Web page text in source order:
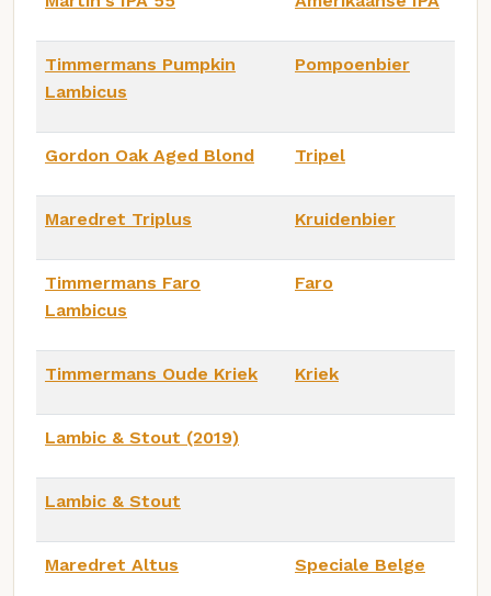
Timmermans Pumpkin
Lambicus
Pompoenbier
Gordon Oak Aged Blond Tripel
Maredret Triplus Kruidenbier
Timmermans Faro
Lambicus
Faro
Timmermans Oude Kriek Kriek
Lambic & Stout (2019)
Lambic & Stout
Maredret Altus Speciale Belge